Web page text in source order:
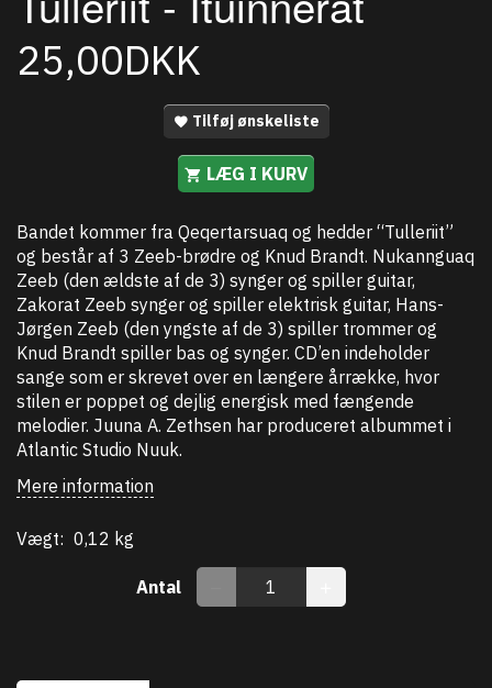
25,00DKK
Tilføj ønskeliste
LÆG I KURV
Bandet kommer fra Qeqertarsuaq og hedder “Tulleriit”
og består af 3 Zeeb-brødre og Knud Brandt. Nukannguaq
Zeeb (den ældste af de 3) synger og spiller guitar,
Zakorat Zeeb synger og spiller elektrisk guitar, Hans-
Jørgen Zeeb (den yngste af de 3) spiller trommer og
Knud Brandt spiller bas og synger. CD’en indeholder
sange som er skrevet over en længere årrække, hvor
stilen er poppet og dejlig energisk med fængende
melodier. Juuna A. Zethsen har produceret albummet i
Atlantic Studio Nuuk.
Mere information
Vægt: 0,12 kg
Antal